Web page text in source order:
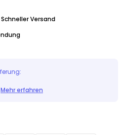
Schneller Versand
Mehr erfahren